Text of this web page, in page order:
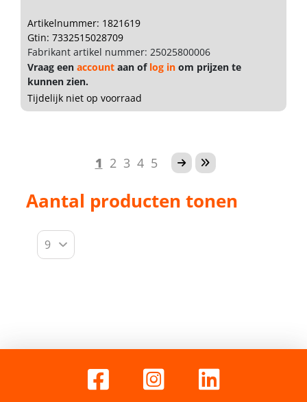
Artikelnummer: 1821619
Gtin: 7332515028709
Fabrikant artikel nummer: 25025800006
Vraag een account aan of log in om prijzen te
kunnen zien.
Tijdelijk niet op voorraad
1 2 3 4 5
Aantal producten tonen